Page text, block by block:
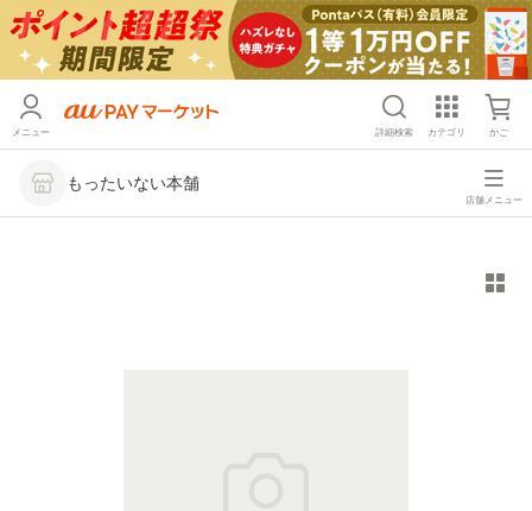
メニュー 詳細検索 カテゴリ かご
もったいない本舗
店舗メニュー